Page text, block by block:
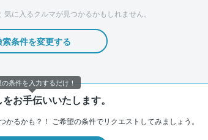
気に入るクルマが見つかるかもしれません。
索条件を変更する
お手伝いいたします。
かるかも？！ ご希望の条件でリクエストしてみましょう。
条件を入力するだけ！